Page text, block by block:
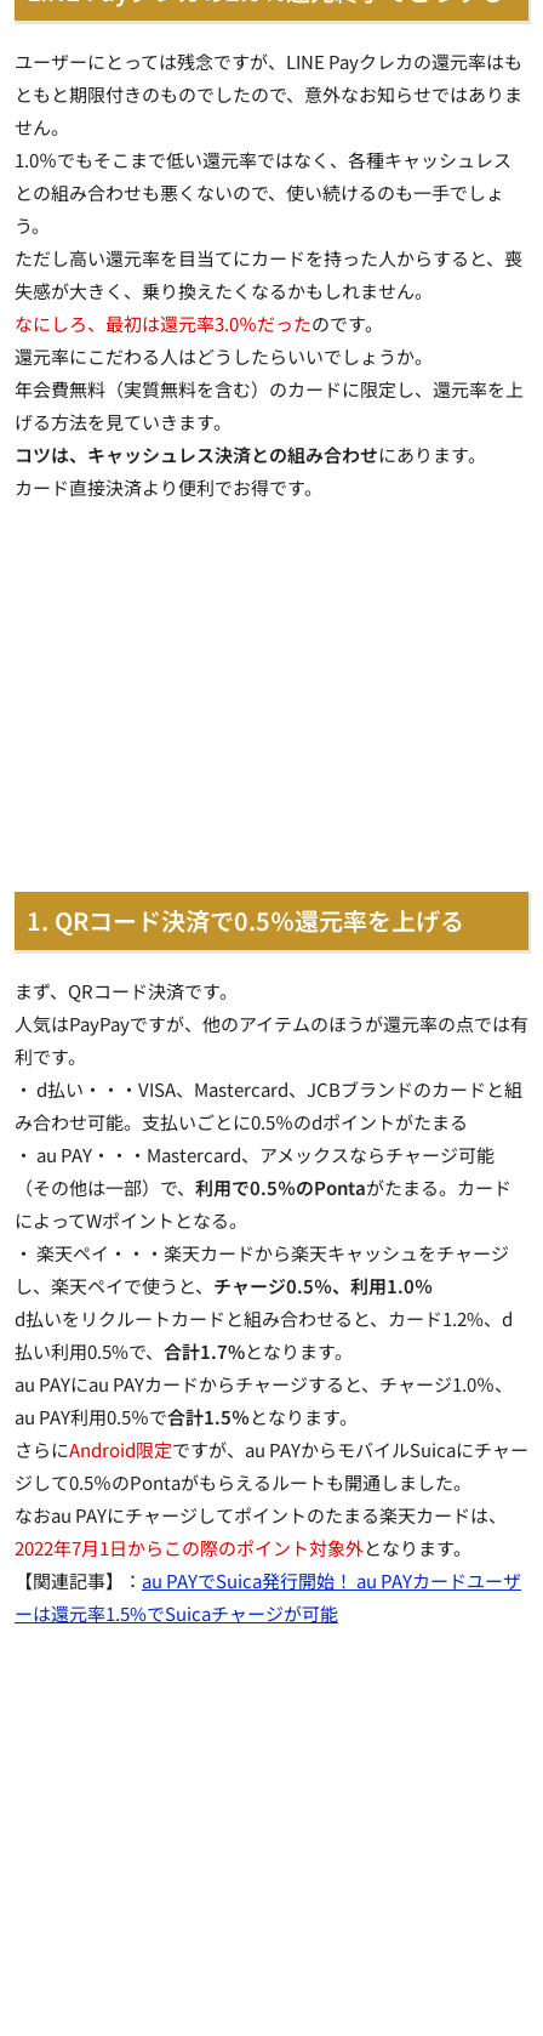
ユーザーにとっては残念ですが、LINE Payクレカの還元率はも
ともと期限付きのものでしたので、意外なお知らせではありま
せん。
1.0％でもそこまで低い還元率ではなく、各種キャッシュレス
との組み合わせも悪くないので、使い続けるのも一手でしょ
う。
ただし高い還元率を目当てにカードを持った人からすると、喪
失感が大きく、乗り換えたくなるかもしれません。
なにしろ、最初は還元率3.0％だったのです。
還元率にこだわる人はどうしたらいいでしょうか。
年会費無料（実質無料を含む）のカードに限定し、還元率を上
げる方法を見ていきます。
コツは、キャッシュレス決済との組み合わせにあります。
カード直接決済より便利でお得です。
1. QRコード決済で0.5％還元率を上げる
まず、QRコード決済です。
人気はPayPayですが、他のアイテムのほうが還元率の点では有
利です。
・ d払い・・・VISA、Mastercard、JCBブランドのカードと組
み合わせ可能。 支払いごとに0.5％のdポイントがたまる
・ au PAY・・・Mastercard、アメックスならチャージ可能
（その他は一部）で、 利用で0.5％のPontaがたまる。 カード
によってWポイント となる。
・ 楽天ペイ・・・楽天カードから楽天キャッシュをチャージ
し、楽天ペイで使うと、 チャージ0.5％、利用1.0％
d払いをリクルートカード と組み合わせると、カード1.2%、d
払い利用0.5%で、 合計1.7%となります。
au PAYにau PAYカードからチャージすると、チャージ1.0％、
au PAY利用0.5％で合計1.5％となります。
さらにAndroid限定ですが、 au PAYからモバイルSuicaにチャー
ジして0.5％のPontaがもらえるルートも開通しました。
なおau PAYにチャージしてポイントのたまる楽天カードは、
2022年7月1日からこの際のポイント対象外となります。
【関連記事】： au PAYでSuica発行開始！ au PAYカードユーザ
ーは還元率1.5%でSuicaチャージが可能